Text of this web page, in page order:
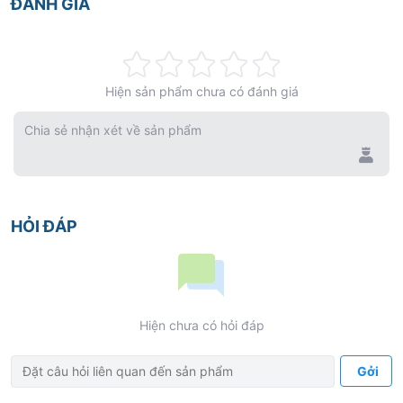
0%
Hiện sản phẩm chưa có đánh giá
Chia sẻ nhận xét về sản phẩm
HỎI ĐÁP
Hiện chưa có hỏi đáp
Gởi